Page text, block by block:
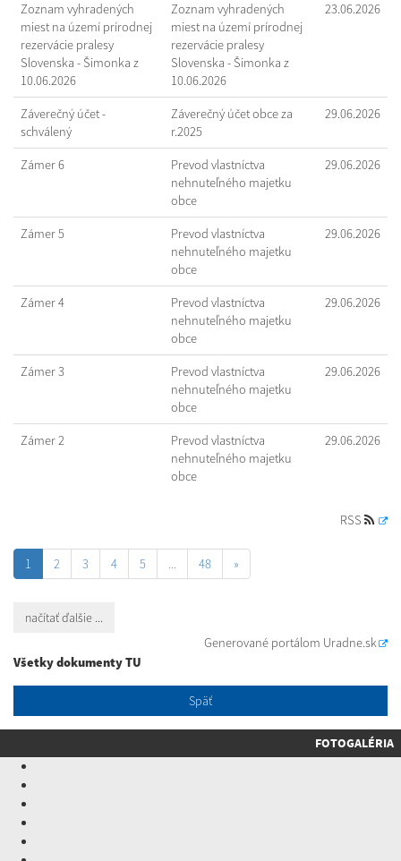
Zoznam vyhradených
miest na území prírodnej
rezervácie pralesy
Slovenska - Šimonka z
10.06.2026
Zoznam vyhradených
miest na území prírodnej
rezervácie pralesy
Slovenska - Šimonka z
10.06.2026
23.06.2026
Záverečný účet -
schválený
Záverečný účet obce za
r.2025
29.06.2026
Zámer 6
Prevod vlastníctva
nehnuteľného majetku
obce
29.06.2026
Zámer 5
Prevod vlastníctva
nehnuteľného majetku
obce
29.06.2026
Zámer 4
Prevod vlastníctva
nehnuteľného majetku
obce
29.06.2026
Zámer 3
Prevod vlastníctva
nehnuteľného majetku
obce
29.06.2026
Zámer 2
Prevod vlastníctva
nehnuteľného majetku
obce
29.06.2026
RSS
1 2 3 4 5 ... 48 »
načítať ďalšie ...
Generované portálom Uradne.sk
Všetky dokumenty TU
Späť
FOTOGALÉRIA